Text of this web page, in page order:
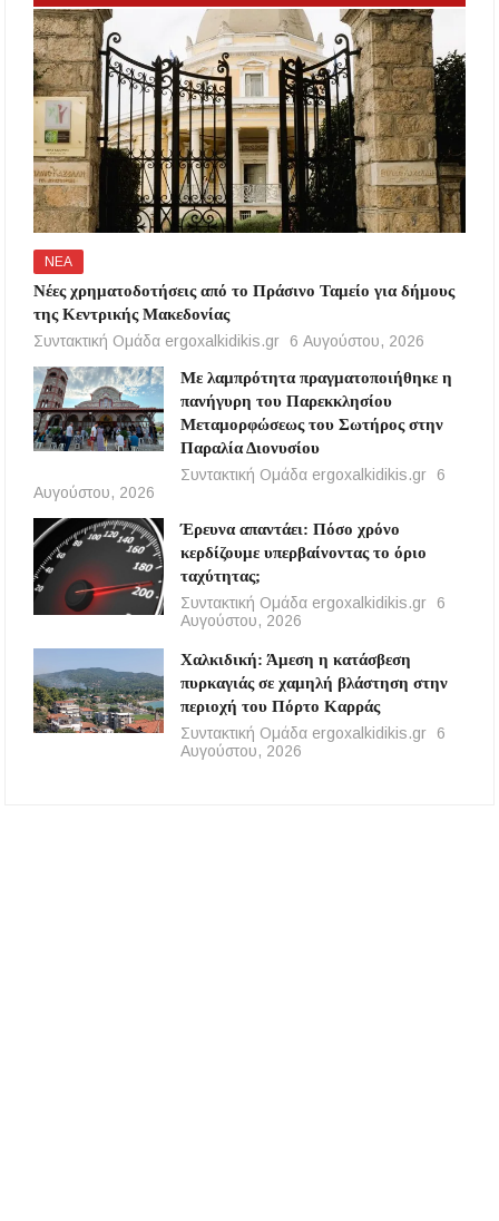
ΝΕΑ
Νέες χρηματοδοτήσεις από το Πράσινο Ταμείο για δήμους
της Κεντρικής Μακεδονίας
Συντακτική Ομάδα ergoxalkidikis.gr
6 Αυγούστου, 2026
Με λαμπρότητα πραγματοποιήθηκε η
πανήγυρη του Παρεκκλησίου
Μεταμορφώσεως του Σωτήρος στην
Παραλία Διονυσίου
Συντακτική Ομάδα ergoxalkidikis.gr
6
Αυγούστου, 2026
Έρευνα απαντάει: Πόσο χρόνο
κερδίζουμε υπερβαίνοντας το όριο
ταχύτητας;
Συντακτική Ομάδα ergoxalkidikis.gr
6
Αυγούστου, 2026
Χαλκιδική: Άμεση η κατάσβεση
πυρκαγιάς σε χαμηλή βλάστηση στην
περιοχή του Πόρτο Καρράς
Συντακτική Ομάδα ergoxalkidikis.gr
6
Αυγούστου, 2026